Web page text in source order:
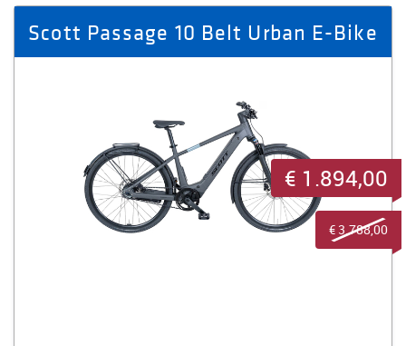
Scott Passage 10 Belt Urban E-Bike
€ 1.894,00
€ 3.788,00